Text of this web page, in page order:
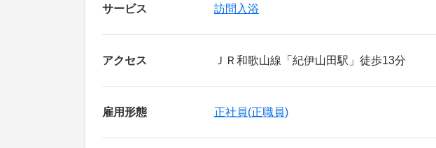
サービス 訪問入浴
アクセス ＪＲ和歌山線「紀伊山田駅」徒歩13分
雇用形態 正社員(正職員)